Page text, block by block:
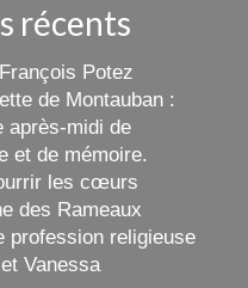
récents
Potez
de Montauban :
après-midi de
et de mémoire.
les cœurs
des Rameaux
profession religieuse
Vanessa